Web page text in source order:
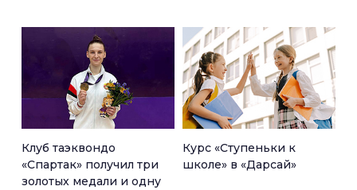
Клуб таэквондо
«Спартак» получил три
золотых медали и одну
Курс «Ступеньки к
школе» в «Дарсай»